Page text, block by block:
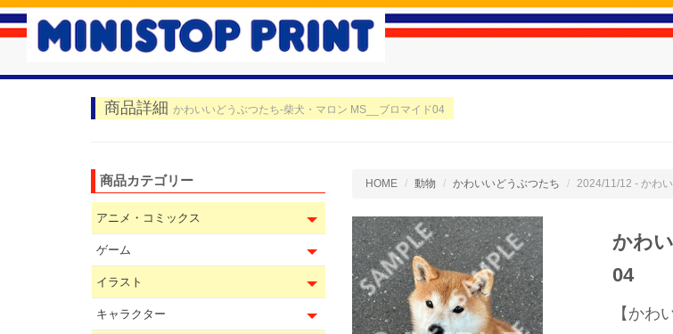
商品詳細 かわいいどうぶつたち-柴犬・マロン MS__ブロマイド04
HOME 動物 かわいいどうぶつたち 2024/11/12 - かわ
かわ
04
【かわ
商品カテゴリー
アニメ・コミックス
ゲーム
イラスト
キャラクター